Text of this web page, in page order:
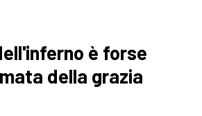
è forse
della grazia